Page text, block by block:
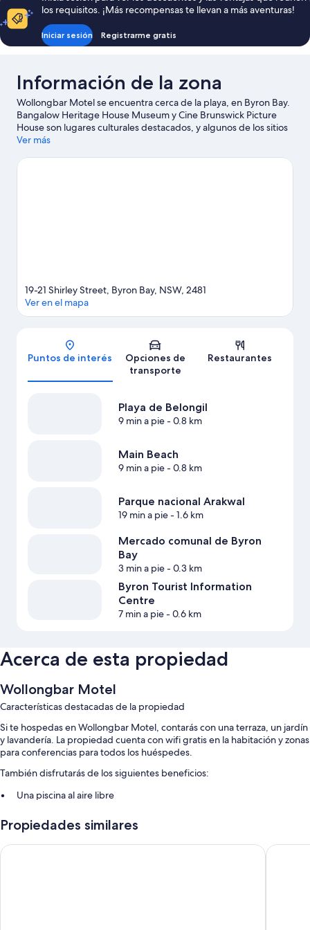
los requisitos. ¡Más recompensas te llevan a más aventuras!
Iniciar sesión Registrarme gratis
Información de la zona
Wollongbar Motel se encuentra cerca de la playa, en Byron Bay.
Bangalow Heritage House Museum y Cine Brunswick Picture
House son lugares culturales destacados, y algunos de los sitios
emblemáticos del área incluyen Faro de Cabo Byron y Castillo de
buceo ofrecen una gran oportunidad de disfrutar del agua y, si
Ver más
Mapa
19-21 Shirley Street, Byron Bay, NSW, 2481
Ver en el mapa
Puntos de interés
Opciones de
transporte
Restaurantes
Playa de Belongil
9 min a pie- 0.8 km
Main Beach
9 min a pie- 0.8 km
Parque nacional Arakwal
19 min a pie- 1.6 km
Mercado comunal de Byron
Bay
3 min a pie- 0.3 km
Byron Tourist Information
Centre
7 min a pie- 0.6 km
Acerca de esta propiedad
Wollongbar Motel
Características destacadas de la propiedad
Si te hospedas en Wollongbar Motel, contarás con una terraza, un jardín
y lavandería. La propiedad cuenta con wifi gratis en la habitación y zonas
para conferencias para todos los huéspedes.
También disfrutarás de los siguientes beneficios:
Una piscina al aire libre
Check-out exprés, periódicos en el lobby y asistencia turística y para
la compra de entradas
Propiedades similares
Glen Villa Resort Drifter